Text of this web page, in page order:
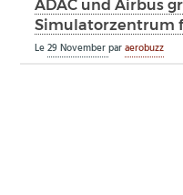
ADAC und Airbus
Simulatorzentrum
Le29 Novemberparaerobuzz